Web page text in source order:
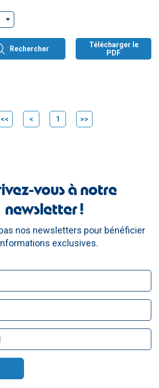
Rechercher
Télécharger le
PDF
<< < 1 >>
vous à notre
newsletter !
nos newsletters pour bénéficier
exclusives.